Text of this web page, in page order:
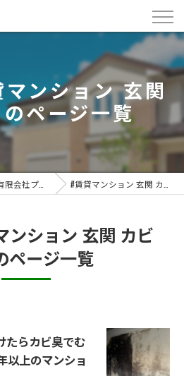
ンション 玄関
ページ一覧
#賃貸マンション 玄関 カビ臭
ンション 玄関 カビ
ページ一覧
たらカビ臭でむ
以上のマンショ